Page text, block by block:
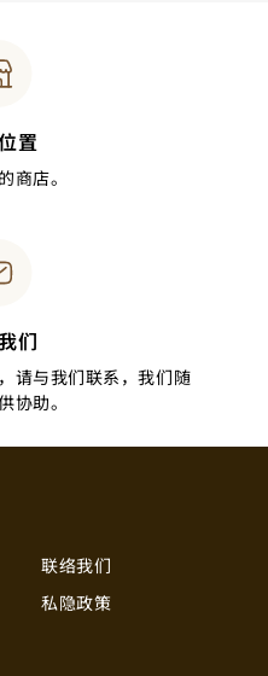
置
商店。
们
请与我们联系，我们随
协助。
联络我们
私隐政策